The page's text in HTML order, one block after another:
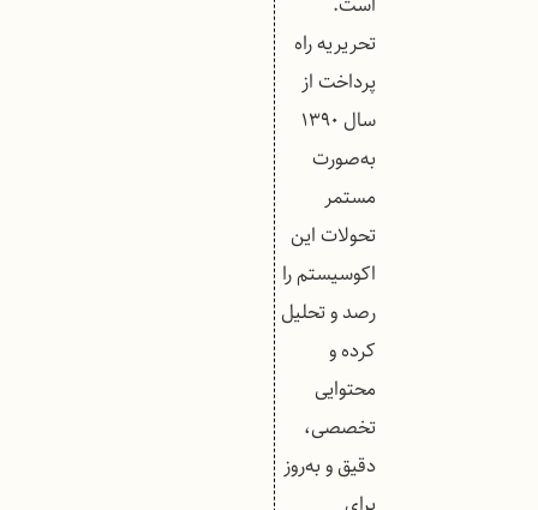
تحریریه راه
پرداخت از
سال ۱۳۹۰
به‌صورت
مستمر
تحولات این
اکوسیستم را
رصد و تحلیل
کرده و
محتوایی
تخصصی،
دقیق و به‌روز